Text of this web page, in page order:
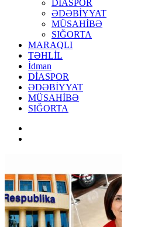
DİASPOR
ƏDƏBİYYAT
MÜSAHİBƏ
SIĞORTA
MARAQLI
TƏHLİL
İdman
DİASPOR
ƏDƏBİYYAT
MÜSAHİBƏ
SIĞORTA